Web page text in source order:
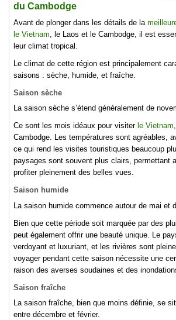
du Cambodge
Avant de plonger dans les détails de la
le Vietnam , le Laos et le Cambodge, il est
leur climat tropical.
Le climat de cette région est principalement
saisons : sèche, humide, et fraîche.
Saison sèche
La saison sèche s’étend généralement de
Ce sont les mois idéaux pour visiter le Vietnam
Cambodge. Les températures sont agréables,
ce qui rend les visites touristiques beaucoup
paysages sont souvent plus clairs, permettant
profiter pleinement des belles vues.
Saison humide
La saison humide commence autour de mai et
Bien que cette période soit marquée par des
peut également offrir une beauté unique. Le
verdoyant et luxuriant, et les rivières sont
voyager pendant cette saison nécessite une
raison des averses soudaines et des
Saison fraîche
La saison fraîche, bien que moins définie, se
entre décembre et février.